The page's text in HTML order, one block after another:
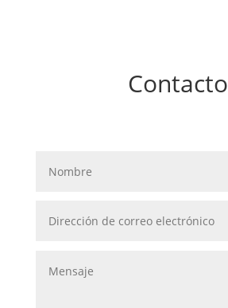
Contacto